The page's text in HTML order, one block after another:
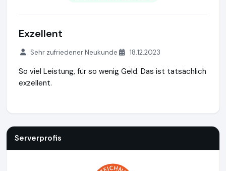
Exzellent
Sehr zufriedener Neukunde 18.12.2023
So viel Leistung, für so wenig Geld. Das ist tatsächlich
exzellent.
Serverprofis